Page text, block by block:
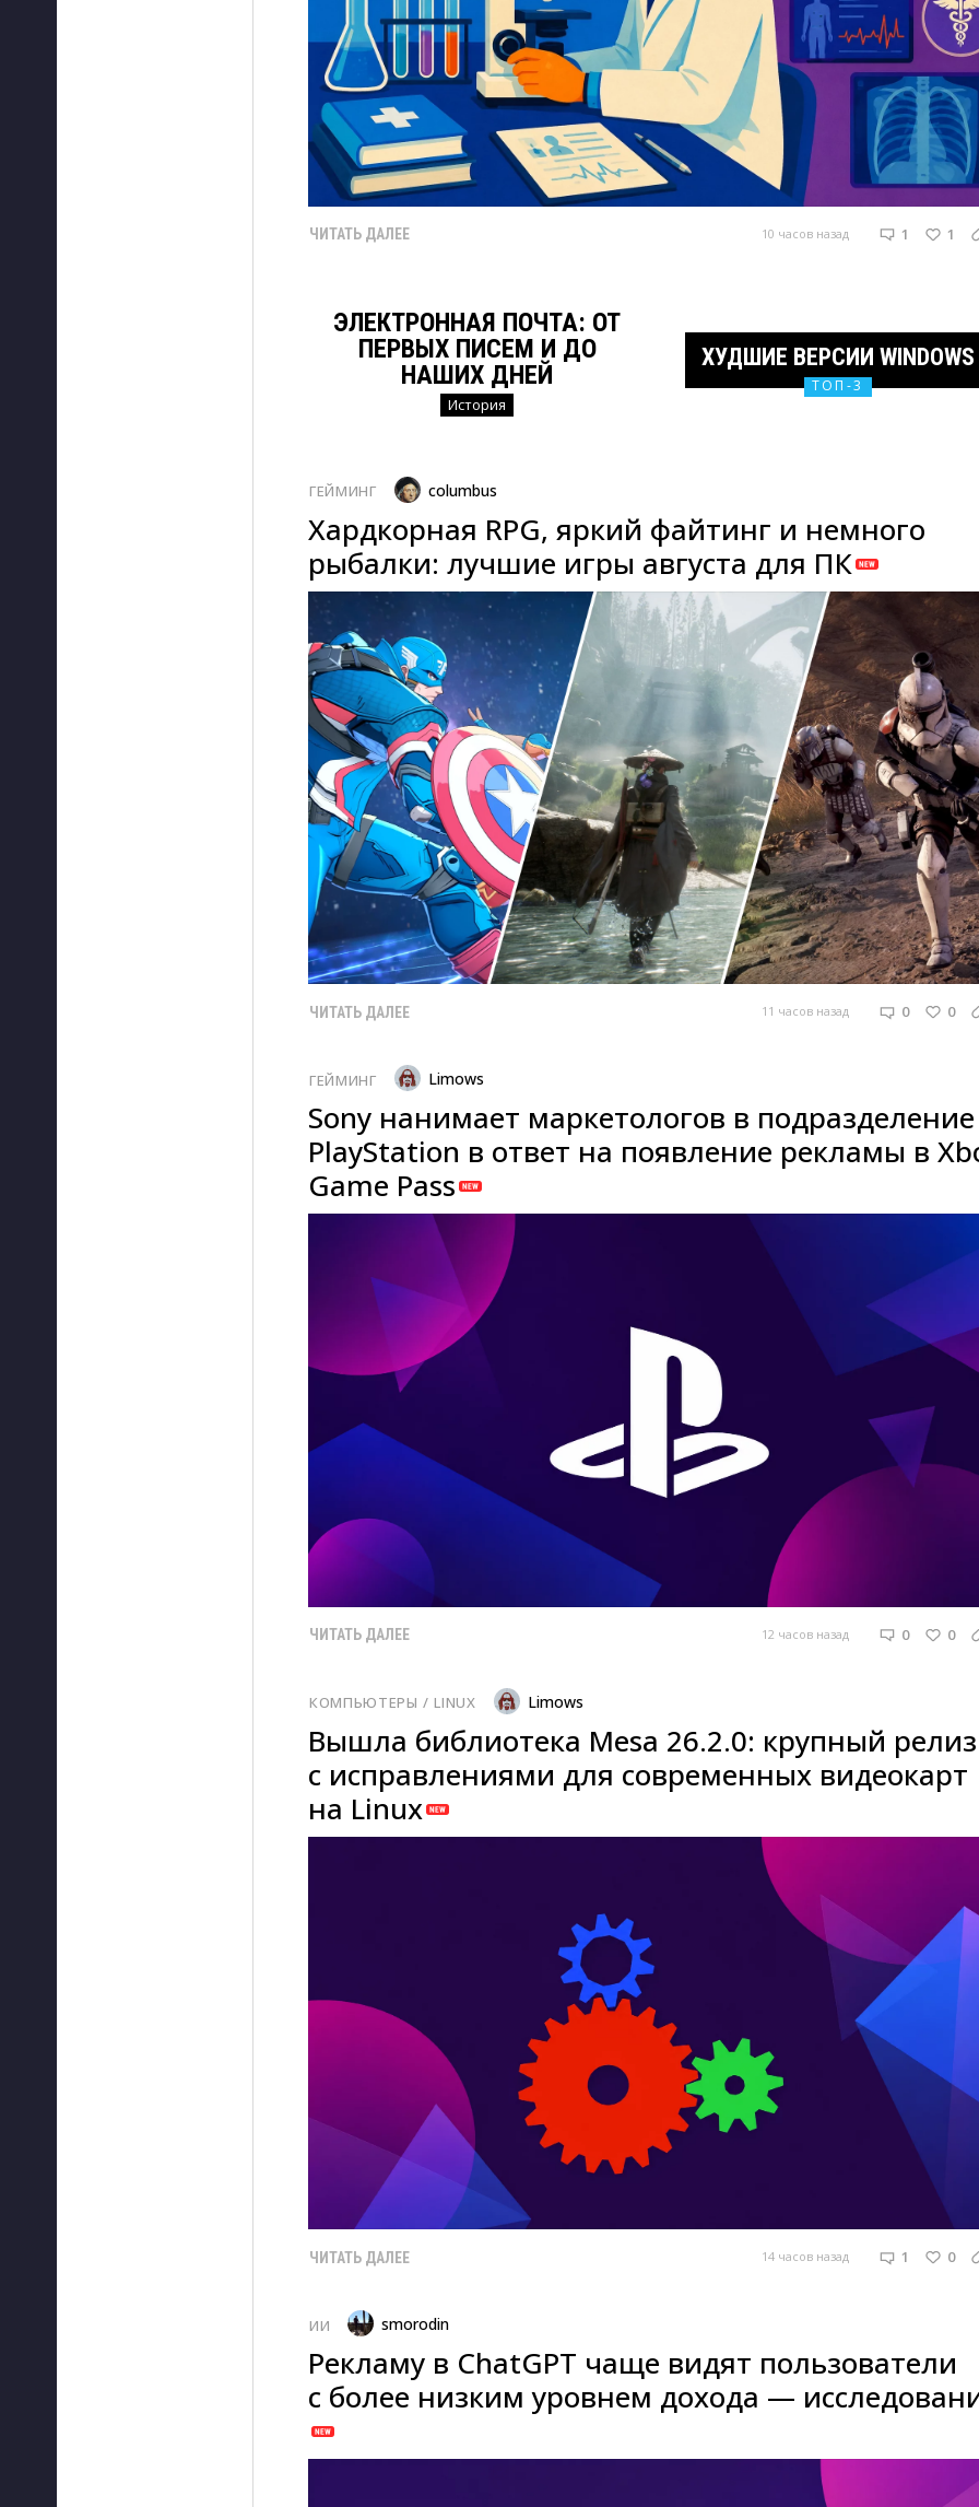
ЧИТАТЬ ДАЛЕЕ 10 часов назад 1 1
ЭЛЕКТРОННАЯ ПОЧТА: ОТ
ПЕРВЫХ ПИСЕМ И ДО
НАШИХ ДНЕЙ
История
ХУДШИЕ ВЕРСИИ WINDOWS
ТОП-3
ГЕЙМИНГ columbus
Хардкорная RPG, яркий файтинг и немного
рыбалки: лучшие игры августа для ПК
ЧИТАТЬ ДАЛЕЕ 11 часов назад 0 0
ГЕЙМИНГ Limows
Sony нанимает маркетологов в подразделение
PlayStation в ответ на появление рекламы в
Game Pass
ЧИТАТЬ ДАЛЕЕ 12 часов назад 0 0
КОМПЬЮТЕРЫ / LINUX Limows
Вышла библиотека Mesa 26.2.0: крупный релиз
с исправлениями для современных видеокарт
на Linux
ЧИТАТЬ ДАЛЕЕ 14 часов назад 1 0
ИИ smorodin
Рекламу в ChatGPT чаще видят пользователи
с более низким уровнем дохода —